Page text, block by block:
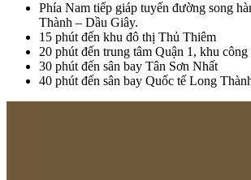
Phía Nam tiếp giáp tuyến đường song
Thành – Dầu Giây.
15 phút đến khu đô thị Thủ Thiêm
20 phút đến trung tâm Quận 1, khu công
30 phút đến sân bay Tân Sơn Nhất
40 phút đến sân bay Quốc tế Long